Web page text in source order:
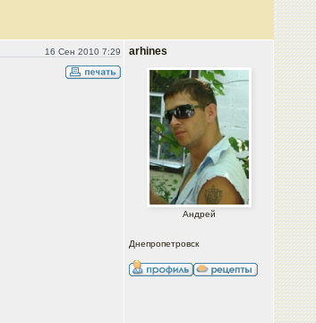
16 Сен 2010 7:29 arhines
Андрей
Днепропетровск